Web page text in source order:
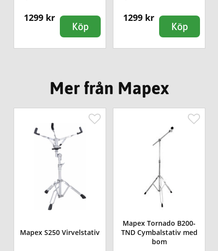
1299 kr
Köp
1299 kr
Köp
Mer från Mapex
Mapex S250 Virvelstativ
Mapex Tornado B200-
TND Cymbalstativ med
bom